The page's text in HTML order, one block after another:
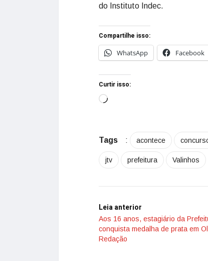
do Instituto Indec.
Compartilhe isso:
WhatsApp
Facebook
Curtir isso:
Tags : acontece
jtv prefeitura Valinhos
Leia anterior
Aos 16 anos, estagiário da
conquista medalha de prata em
Redação